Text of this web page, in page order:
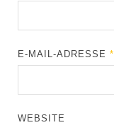
E-MAIL-ADRESSE*
WEBSITE